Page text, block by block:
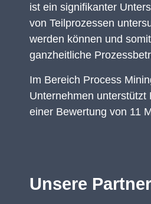
ist ein signifikanter
von Teilprozessen
werden können und
ganzheitliche
Im Bereich Process
Unternehmen
einer Bewertung von 11
Unsere